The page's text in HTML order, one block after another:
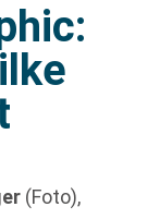
(Foto),